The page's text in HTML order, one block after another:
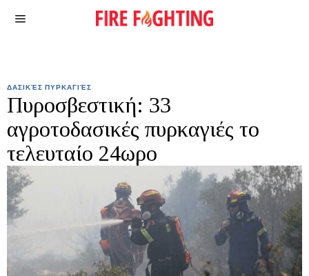
ΔΑΣΙΚΈΣ ΠΥΡΚΑΓΙΈΣ
Πυροσβεστική: 33
αγροτοδασικές πυρκαγιές το
τελευταίο 24ωρο